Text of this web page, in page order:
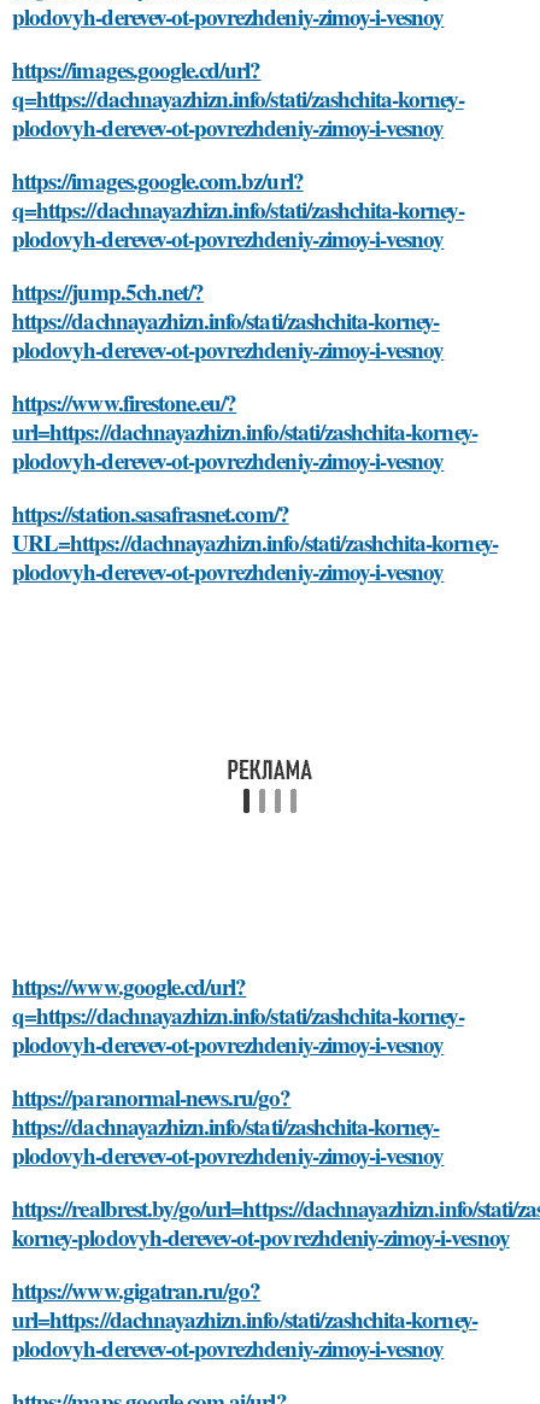
plodovyh-derevev-ot-povrezhdeniy-zimoy-i-vesnoy
https://images.google.cd/url?
q=https://dachnayazhizn.info/stati/zashchita-korney-
plodovyh-derevev-ot-povrezhdeniy-zimoy-i-vesnoy
https://images.google.com.bz/url?
q=https://dachnayazhizn.info/stati/zashchita-korney-
plodovyh-derevev-ot-povrezhdeniy-zimoy-i-vesnoy
https://jump.5ch.net/?
https://dachnayazhizn.info/stati/zashchita-korney-
plodovyh-derevev-ot-povrezhdeniy-zimoy-i-vesnoy
https://www.firestone.eu/?
url=https://dachnayazhizn.info/stati/zashchita-korney-
plodovyh-derevev-ot-povrezhdeniy-zimoy-i-vesnoy
https://station.sasafrasnet.com/?
URL=https://dachnayazhizn.info/stati/zashchita-korney-
plodovyh-derevev-ot-povrezhdeniy-zimoy-i-vesnoy
https://www.google.cd/url?
q=https://dachnayazhizn.info/stati/zashchita-korney-
plodovyh-derevev-ot-povrezhdeniy-zimoy-i-vesnoy
https://paranormal-news.ru/go?
https://dachnayazhizn.info/stati/zashchita-korney-
plodovyh-derevev-ot-povrezhdeniy-zimoy-i-vesnoy
https://realbrest.by/go/url=https://dachnayazhizn.info/stati/
korney-plodovyh-derevev-ot-povrezhdeniy-zimoy-i-vesnoy
https://www.gigatran.ru/go?
url=https://dachnayazhizn.info/stati/zashchita-korney-
plodovyh-derevev-ot-povrezhdeniy-zimoy-i-vesnoy